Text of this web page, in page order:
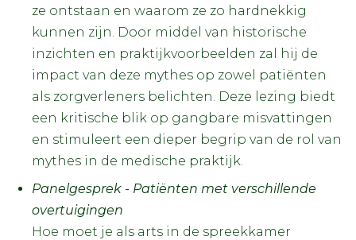
ze ontstaan en waarom ze zo hardnekkig
kunnen zijn. Door middel van historische
inzichten en praktijkvoorbeelden zal hij de
impact van deze mythes op zowel patiënten
als zorgverleners belichten. Deze lezing biedt
een kritische blik op gangbare misvattingen
en stimuleert een dieper begrip van de rol van
mythes in de medische praktijk.
Panelgesprek - Patiënten met verschillende
overtuigingen
Hoe moet je als arts in de spreekkamer